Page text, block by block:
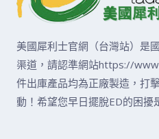
美國犀利士官網（台灣站）是
渠道，請認準網站https://
件出庫產品均為正廠製造，打
動！希望您早日擺脫ED的困擾